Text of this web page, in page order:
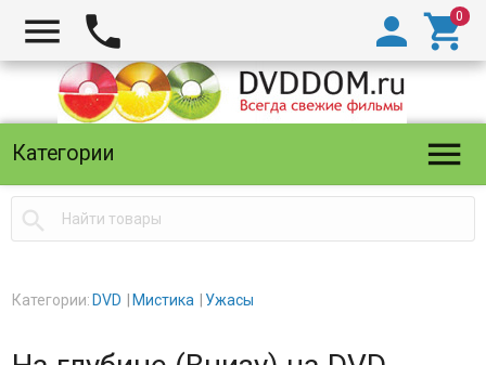
  

Категории 

Категории: DVD Мистика Ужасы